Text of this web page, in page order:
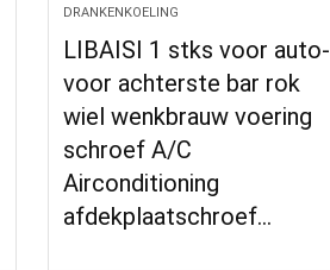
DRANKENKOELING
LIBAISI 1 stks voor auto-
voor achterste bar rok
wiel wenkbrauw voering
schroef A/C
Airconditioning
afdekplaatschroef…